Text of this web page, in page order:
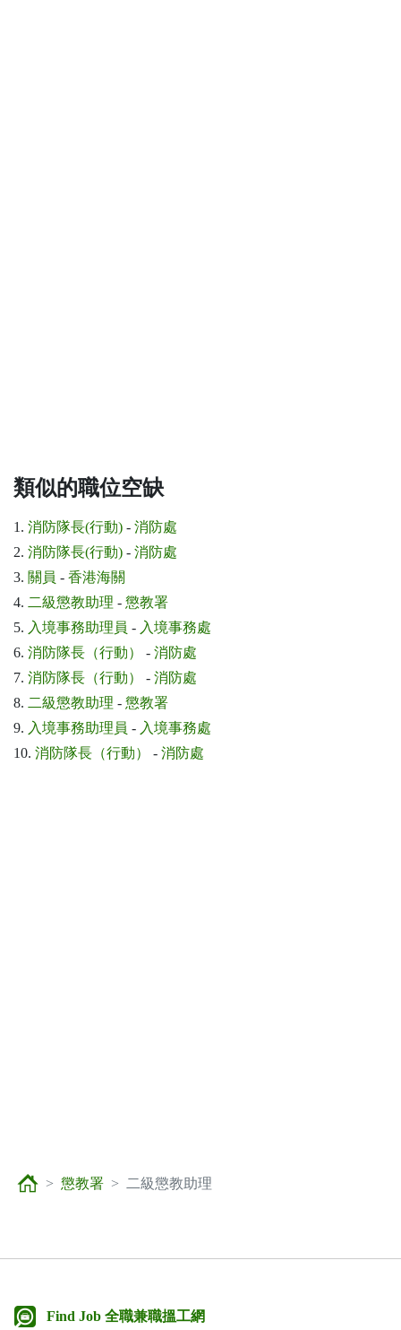
類似的職位空缺
1. 消防隊長(行動) - 消防處
2. 消防隊長(行動) - 消防處
3. 關員 - 香港海關
4. 二級懲教助理 - 懲教署
5. 入境事務助理員 - 入境事務處
6. 消防隊長（行動） - 消防處
7. 消防隊長（行動） - 消防處
8. 二級懲教助理 - 懲教署
9. 入境事務助理員 - 入境事務處
10. 消防隊長（行動） - 消防處
懲教署 二級懲教助理
Find Job 全職兼職搵工網